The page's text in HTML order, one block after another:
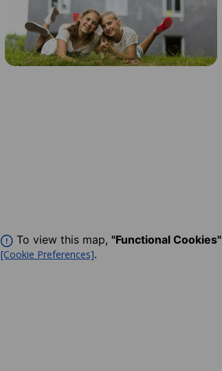
To view this map, "Functional Cookies"
[Cookie Preferences].